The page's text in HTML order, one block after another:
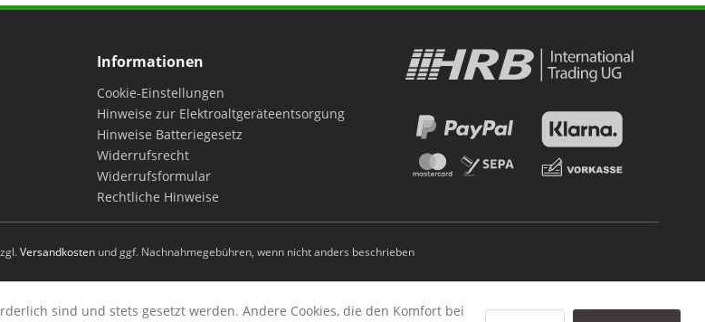
Informationen
Cookie-Einstellungen
Hinweise zur Elektroaltgeräteentsorgung
Hinweise Batteriegesetz
Widerrufsrecht
Widerrufsformular
Rechtliche Hinweise
Versandkostenund ggf. Nachnahmegebühren, wenn nicht anders beschrieben
sind und stets gesetzt werden. Andere Cookies, die den Komfort bei